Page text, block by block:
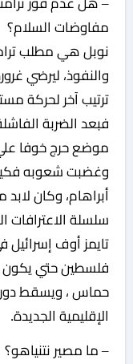
– هل عدم فوز
مفاوضات السلام؟
نوبل هي مطلب
والنفوذ، ليرضي
ترتيب آخر لحركة
فبعد الضربة
موضع حرج خوفا
وغضبت شعوبه
أبراهام، وكان
سلسلة الاعترافات
تايمز أوف
فلسطين حتي يكون
حماس ، ويسقط
الإقليمية الجديدة.
– ما مصير نتنياهو؟